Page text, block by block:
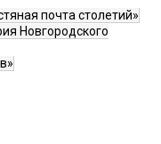
почта столетий»
Новгородского